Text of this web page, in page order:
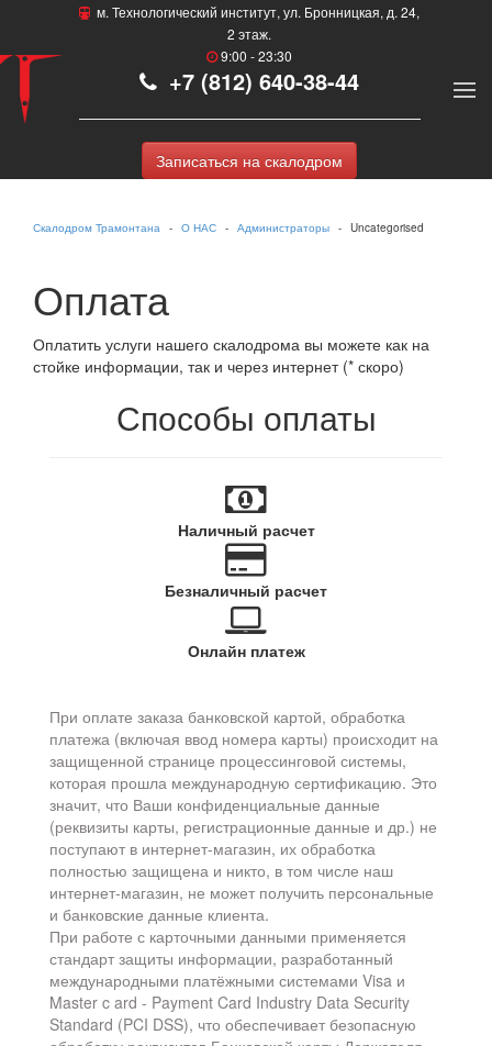
м. Технологический институт, ул. Бронницкая, д. 24,
2 этаж.
9:00 - 23:30
+7 (812) 640-38-44
Записаться на скалодром
Скалодром Трамонтана О НАС Администраторы Uncategorised
Оплата
Оплатить услуги нашего скалодрома вы можете как на
стойке информации, так и через интернет (* скоро)
Способы оплаты
Наличный расчет
Безналичный расчет
Онлайн платеж
При оплате заказа банковской картой, обработка
платежа (включая ввод номера карты) происходит на
защищенной странице процессинговой системы,
которая прошла международную сертификацию. Это
значит, что Ваши конфиденциальные данные
(реквизиты карты, регистрационные данные и др.) не
поступают в интернет-магазин, их обработка
полностью защищена и никто, в том числе наш
интернет-магазин, не может получить персональные
и банковские данные клиента.
При работе с карточными данными применяется
стандарт защиты информации, разработанный
международными платёжными системами Visa и
Master c ard - Payment Card Industry Data Security
Standard (PCI DSS), что обеспечивает безопасную